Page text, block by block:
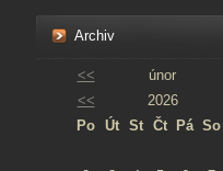
Archiv
<< únor
<<
2026
Po Út St Čt Pá So